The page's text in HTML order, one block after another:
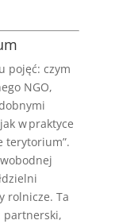
pojęć: czym
NGO,
w praktyce
terytorium”.
rolnicze. Ta
partnerski,